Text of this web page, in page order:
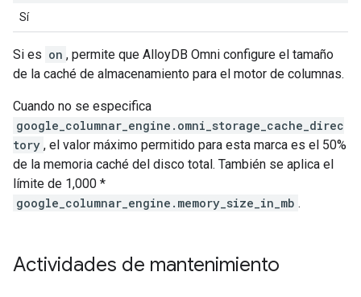
Sí
Si es on , permite que AlloyDB Omni configure el tamaño
de la caché de almacenamiento para el motor de columnas.
Cuando no se especifica
google_columnar_engine.omni_storage_cache_direc
tory , el valor máximo permitido para esta marca es el 50%
de la memoria caché del disco total. También se aplica el
límite de 1,000 *
google_columnar_engine.memory_size_in_mb .
Actividades de mantenimiento